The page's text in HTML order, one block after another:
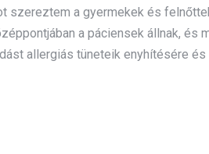
a gyermekek és
a páciensek állnak, és
allergiás tüneteik enyhítésére